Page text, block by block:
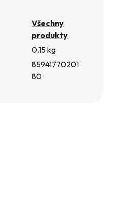
Všechny
produkty
0.15 kg
85941770201
80